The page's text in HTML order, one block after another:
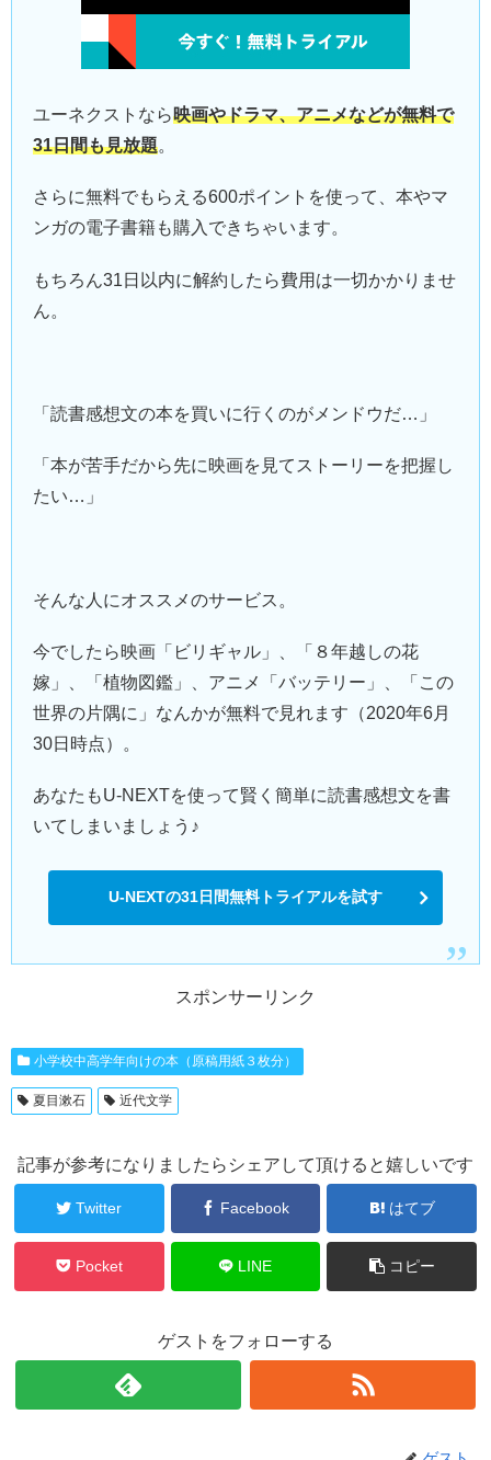
ユーネクストなら映画やドラマ、アニメなどが無料で
31日間も見放題。
さらに無料でもらえる600ポイントを使って、本やマ
ンガの電子書籍も購入できちゃいます。
もちろん31日以内に解約したら費用は一切かかりませ
ん。
「読書感想文の本を買いに行くのがメンドウだ…」
「本が苦手だから先に映画を見てストーリーを把握し
たい…」
そんな人にオススメのサービス。
今でしたら映画「ビリギャル」、「８年越しの花
嫁」、「植物図鑑」、アニメ「バッテリー」、「この
世界の片隅に」なんかが無料で見れます（2020年6月
30日時点）。
あなたもU-NEXTを使って賢く簡単に読書感想文を書
いてしまいましょう♪
U-NEXTの31日間無料トライアルを試す
スポンサーリンク
小学校中高学年向けの本（原稿用紙３枚分）
夏目漱石 近代文学
記事が参考になりましたらシェアして頂けると嬉しいです
Twitter Facebook はてブ
Pocket LINE コピー
ゲストをフォローする